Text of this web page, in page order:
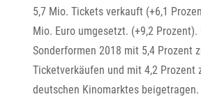
5,7 Mio. Tickets verkauft (+6,1
Mio. Euro umgesetzt. (+9,2
Sonderformen 2018 mit 5,4 Prozent
Ticketverkäufen und mit 4,2 Prozent
deutschen Kinomarktes beigetragen.